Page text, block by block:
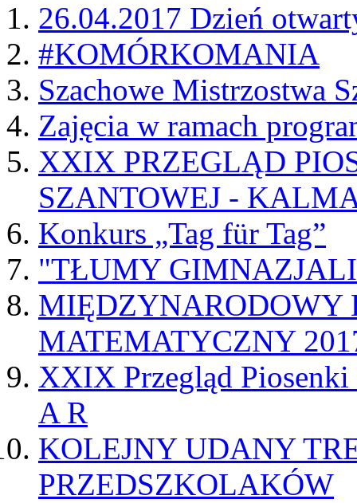
26.04.2017 Dzień
#KOMÓRKOMANIA
Szachowe Mistrzostwa
Zajęcia w ramach
XXIX PRZEGLĄD
SZANTOWEJ -
Konkurs „Tag für Tag”
"TŁUMY
MIĘDZYNARODOWY
MATEMATYCZNY
XXIX Przegląd
A R
KOLEJNY UDANY
PRZEDSZKOLAKÓW